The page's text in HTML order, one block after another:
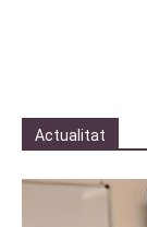
Actualitat